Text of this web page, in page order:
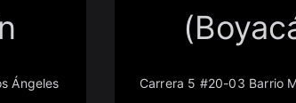
Ángeles Carrera 5 #20-03 Barrio